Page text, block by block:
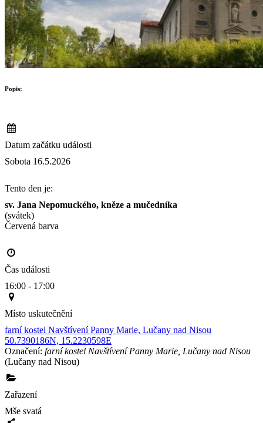
Popis:
Datum začátku události
Sobota 16.5.2026
Tento den je:
sv. Jana Nepomuckého, kněze a mučedníka
(svátek)
Červená barva
Čas události
16:00 - 17:00
Místo uskutečnění
farní kostel Navštívení Panny Marie, Lučany nad Nisou
50.7390186N, 15.2230598E
Označení: farní kostel Navštívení Panny Marie, Lučany nad Nisou
(Lučany nad Nisou)
Zařazení
Mše svatá